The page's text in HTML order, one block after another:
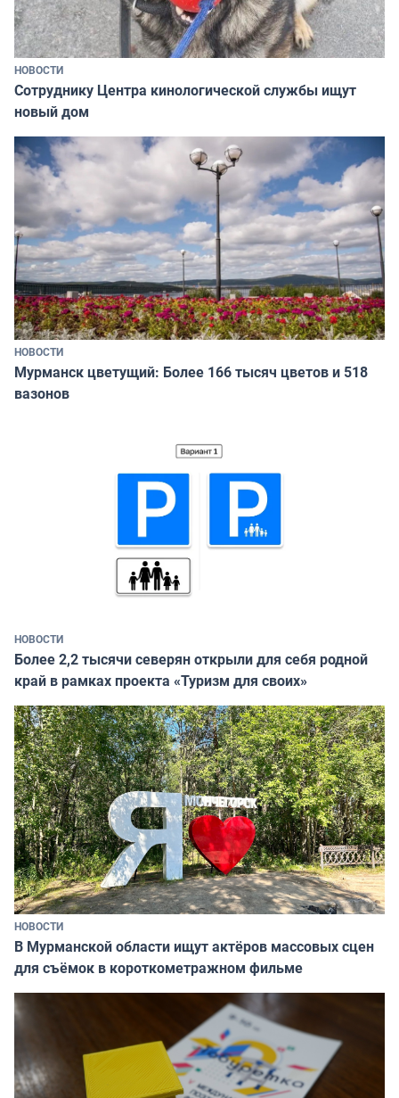
НОВОСТИ
Сотруднику Центра кинологической службы ищут
новый дом
НОВОСТИ
Мурманск цветущий: Более 166 тысяч цветов и 518
вазонов
НОВОСТИ
Более 2,2 тысячи северян открыли для себя родной
край в рамках проекта «Туризм для своих»
НОВОСТИ
В Мурманской области ищут актёров массовых сцен
для съёмок в короткометражном фильме